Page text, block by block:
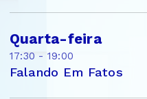
Quarta-feira
17:30 - 19:00
Falando Em Fatos